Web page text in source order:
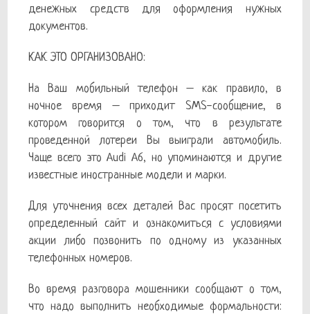
денежных средств для оформления нужных
документов.
КАК ЭТО ОРГАНИЗОВАНО:
На Ваш мобильный телефон – как правило, в
ночное время – приходит SMS-сообщение, в
котором говорится о том, что в результате
проведенной лотереи Вы выиграли автомобиль.
Чаще всего это Audi A6, но упоминаются и другие
известные иностранные модели и марки.
Для уточнения всех деталей Вас просят посетить
определенный сайт и ознакомиться с условиями
акции либо позвонить по одному из указанных
телефонных номеров.
Во время разговора мошенники сообщают о том,
что надо выполнить необходимые формальности: